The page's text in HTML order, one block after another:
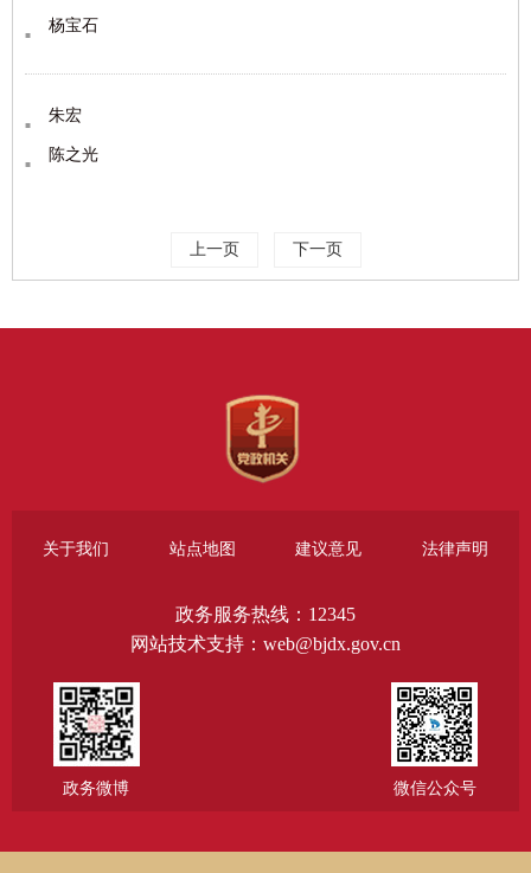
杨宝石
朱宏
陈之光
上一页 下一页
关于我们 站点地图 建议意见 法律声明
政务服务热线：12345
网站技术支持：web@bjdx.gov.cn
政务微博 微信公众号